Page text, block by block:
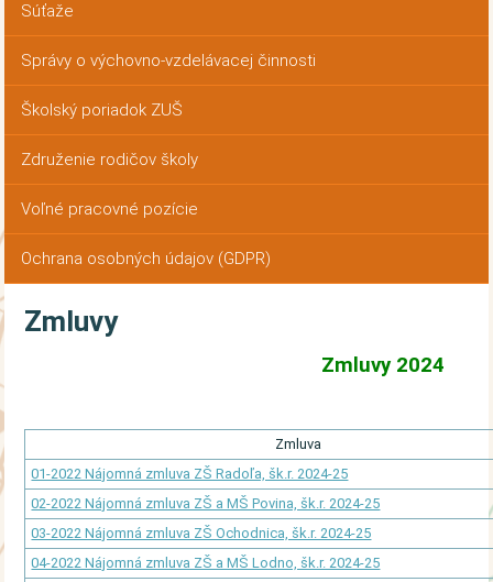
Súťaže
Správy o výchovno-vzdelávacej činnosti
Školský poriadok ZUŠ
Združenie rodičov školy
Voľné pracovné pozície
Ochrana osobných údajov (GDPR)
Zmluvy
Zmluvy 2024
Zmluva
01-2022 Nájomná zmluva ZŠ Radoľa, šk.r. 2024-25
02-2022 Nájomná zmluva ZŠ a MŠ Povina, šk.r. 2024-25
03-2022 Nájomná zmluva ZŠ Ochodnica, šk.r. 2024-25
04-2022 Nájomná zmluva ZŠ a MŠ Lodno, šk.r. 2024-25